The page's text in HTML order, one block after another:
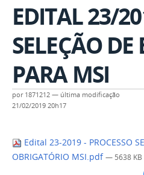
EDITAL 23/
SELEÇÃO DE
PARA MSI
por 1871212 — última modificação
21/02/2019 20h17
Edital 23-2019 - PROCESSO
OBRIGATÓRIO MSI.pdf — 5638 KB